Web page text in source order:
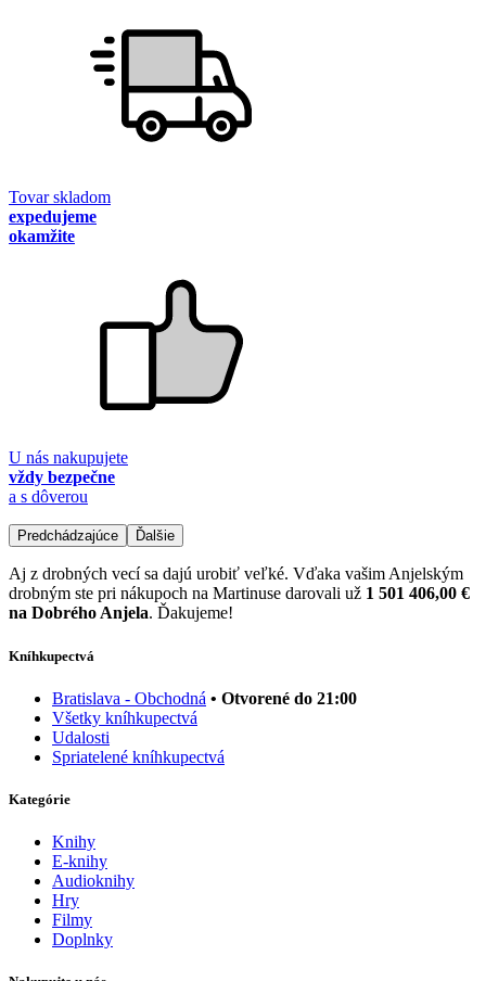
Tovar skladom
expedujeme
okamžite
U nás nakupujete
vždy bezpečne
a s dôverou
Predchádzajúce Ďalšie
Aj z drobných vecí sa dajú urobiť veľké. Vďaka vašim Anjelským
drobným ste pri nákupoch na Martinuse darovali už 1 501 406,00 €
na Dobrého Anjela. Ďakujeme!
Kníhkupectvá
Bratislava - Obchodná • Otvorené do 21:00
Všetky kníhkupectvá
Udalosti
Spriatelené kníhkupectvá
Kategórie
Knihy
E-knihy
Audioknihy
Hry
Filmy
Doplnky